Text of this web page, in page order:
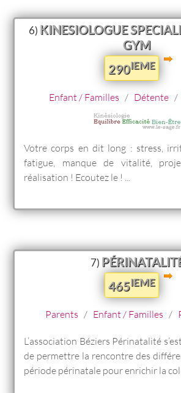
6) KINESIOLOGUE
GYM
290IEME
Enfant / Familles / Détente /
Votre corps en dit long : stress,
fatigue, manque de vitalité,
réalisation ! Ecoutez le ! ...
7)
465IEME
Parents / Enfant / Familles /
L’association Béziers Périnatalité
de permettre la rencontre des
période périnatale pour enrichir la col